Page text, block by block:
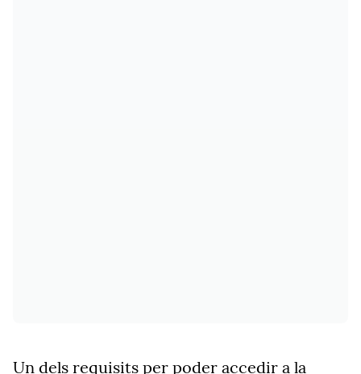
Un dels requisits per poder accedir a la